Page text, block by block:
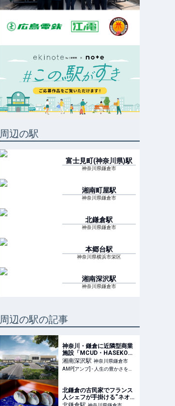
周辺の駅
富士見町(神奈川県)駅
神奈川県鎌倉市
湘南町屋駅
神奈川県鎌倉市
北鎌倉駅
神奈川県鎌倉市
本郷台駅
神奈川県横浜市栄区
湘南深沢駅
神奈川県鎌倉市
周辺の駅の記事
神奈川・鎌倉に近隣型商業
施設「MCUD・HASEKO
Retail鎌倉梶原」が竣工 カ
インズとライフが出店 |
AMP[アンプ] - 人生の豊か
りだす新世代向けビジネス
メディア
湘南深沢駅 神奈川県鎌倉市
AMP[アンプ] - 人生の豊かさを生む瞬間を情報でつくりだす新世代向けビジネスメディア
北鎌倉の古民家でフランス
人シェフが手掛ける“ネオ懐
石” | 食べログマガジン